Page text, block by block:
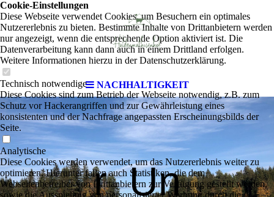
NACHHALTIGKEIT
r Un
Cookie-Einstellungen
Diese Webseite verwendet Cookies, um Besuchern ein optimales
Nutzererlebnis zu bieten. Bestimmte Inhalte von Drittanbietern werden
nur angezeigt, wenn die entsprechende Option aktiviert ist. Die
Datenverarbeitung kann dann auch in einem Drittland erfolgen.
Weitere Informationen hierzu in der Datenschutzerklärung.
Technisch notwendige
Diese Cookies sind zum Betrieb der Webseite notwendig, z.B. zum
Schutz vor Hackerangriffen und zur Gewährleistung eines
konsistenten und der Nachfrage angepassten Erscheinungsbilds der
Seite.
Analytische
Diese Cookies werden verwendet, um das Nutzererlebnis weiter zu
optimieren. Hierunter fallen auch Statistiken, die dem
Webseitenbetreiber von Drittanbietern zur Verfügung gestellt werden,
sowie die Ausspielung von personalisierter Werbung durch die